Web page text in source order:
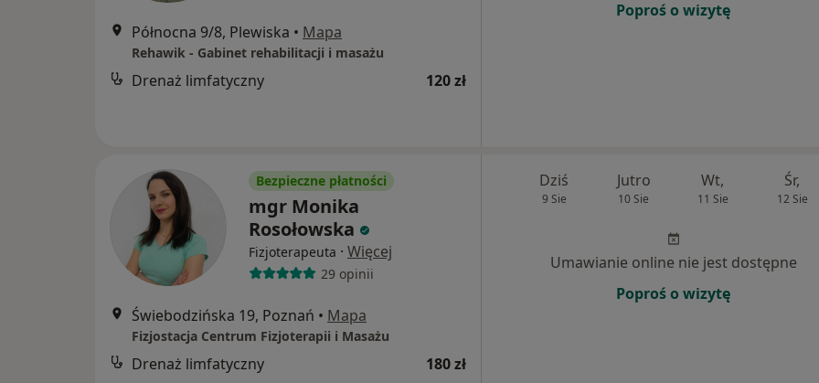
Północna 9/8, Plewiska • Mapa
Rehawik - Gabinet rehabilitacji i masażu
Drenaż limfatyczny 120 zł
Poproś o wizytę
Bezpieczne płatności
mgr Monika
Rosołowska
Fizjoterapeuta · Więcej
29 opinii
Świebodzińska 19, Poznań • Mapa
Fizjostacja Centrum Fizjoterapii i Masażu
Drenaż limfatyczny 180 zł
Dziś
9 Sie
Jutro
10 Sie
Wt,
11 Sie
Śr,
12 Sie
Umawianie online nie jest dostępne
Poproś o wizytę